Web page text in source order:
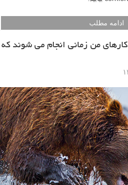
آمریکا را به شما معرفی کنم. عکس
های جان جلد بسیاری از مجله ها از قبیل مجله Alaska Air ، Outdoor
Photographer و Backpacker هستند. او عاشق دنیای طبیعت است، سوژه
قطبی در قطب شمال تا زندگی اعماق دریا
از او و لیست تورهای آینده را می
ادامه مطلب
من زمانی انجام می شوند که